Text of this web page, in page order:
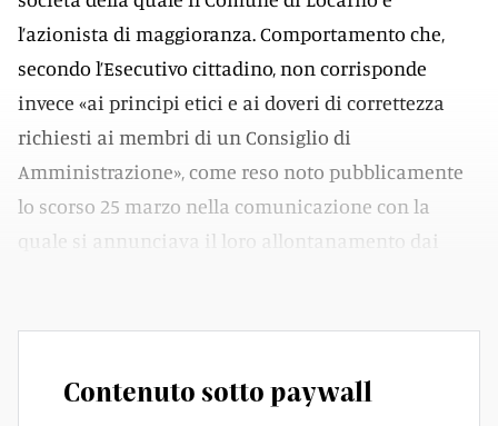
l’azionista di maggioranza. Comportamento che,
secondo l’Esecutivo cittadino, non corrisponde
invece «ai principi etici e ai doveri di correttezza
richiesti ai membri di un Consiglio di
Amministrazione», come reso noto pubblicamente
lo scorso 25 marzo nella comunicazione con la
quale si annunciava il loro allontanamento dai
Contenuto sotto paywall